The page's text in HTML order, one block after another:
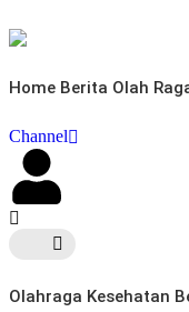
Home Berita Olah
Channel
Olahraga Kesehatan